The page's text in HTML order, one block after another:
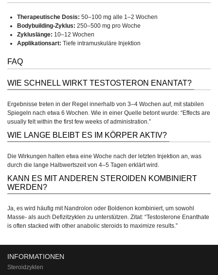
Therapeutische Dosis: 50–100 mg alle 1–2 Wochen
Bodybuilding-Zyklus: 250–500 mg pro Woche
Zykluslänge: 10–12 Wochen
Applikationsart: Tiefe intramuskuläre Injektion
FAQ
WIE SCHNELL WIRKT TESTOSTERON ENANTAT?
Ergebnisse treten in der Regel innerhalb von 3–4 Wochen auf, mit stabilen
Spiegeln nach etwa 6 Wochen. Wie in einer Quelle betont wurde: “Effects are
usually felt within the first few weeks of administration.”
WIE LANGE BLEIBT ES IM KÖRPER AKTIV?
Die Wirkungen halten etwa eine Woche nach der letzten Injektion an, was
durch die lange Halbwertszeit von 4–5 Tagen erklärt wird.
KANN ES MIT ANDEREN STEROIDEN KOMBINIERT
WERDEN?
Ja, es wird häufig mit Nandrolon oder Boldenon kombiniert, um sowohl
Masse- als auch Defizitzyklen zu unterstützen. Zitat: “Testosterone Enanthate
is often stacked with other anabolic steroids to maximize results.”
INFORMATIONEN
Steroidzyklen